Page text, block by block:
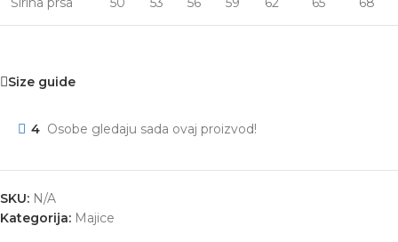
Size guide
4 Osobe gledaju sada ovaj proizvod!
SKU: N/A
Kategorija: Majice